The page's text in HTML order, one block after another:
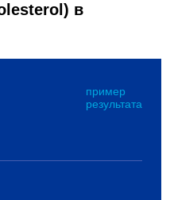
в
пример
результата